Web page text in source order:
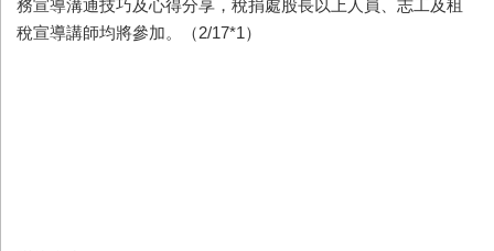
務宣導溝通技巧及心得分享，稅捐處股長以上人員、志工及租
稅宣導講師均將參加。（2/17*1）